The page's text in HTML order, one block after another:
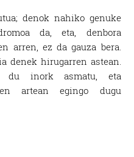
denok nahiko genuke
da, eta, denbora
arren, ez da gauza bera.
denek hirugarren astean.
du inork asmatu, eta
artean egingo dugu